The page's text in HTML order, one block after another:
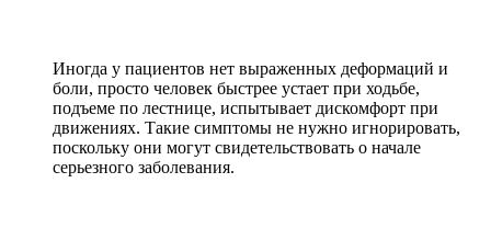
Иногда у пациентов нет выраженных деформаций и
боли, просто человек быстрее устает при ходьбе,
подъеме по лестнице, испытывает дискомфорт при
движениях. Такие симптомы не нужно игнорировать,
поскольку они могут свидетельствовать о начале
серьезного заболевания.